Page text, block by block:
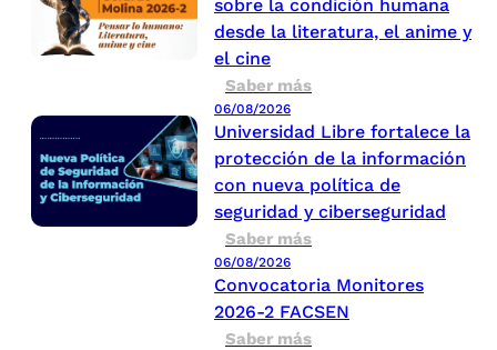
sobre la condición humana
desde la literatura, el anime y
el cine
Saber más
06/08/2026
Universidad Libre fortalece la
protección de la información
con nueva política de
seguridad y ciberseguridad
Saber más
06/08/2026
Convocatoria Monitores
2026-2 FACSEN
Saber más